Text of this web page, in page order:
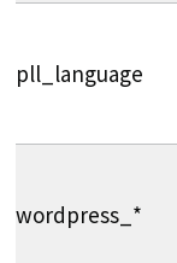
pll_language
wordpress_*